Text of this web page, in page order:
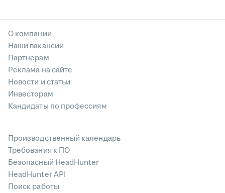
О компании
Наши вакансии
Партнерам
Реклама на сайте
Новости и статьи
Инвесторам
Кандидаты по профессиям
Производственный календарь
Требования к ПО
Безопасный HeadHunter
HeadHunter API
Поиск работы